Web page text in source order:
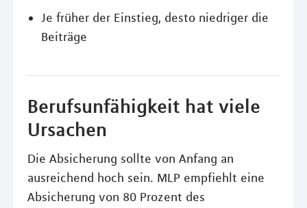
Je früher der Einstieg, desto niedriger die
Beiträge
Berufsunfähigkeit hat viele
Ursachen
Die Absicherung sollte von Anfang an
ausreichend hoch sein. MLP empfiehlt eine
Absicherung von 80 Prozent des